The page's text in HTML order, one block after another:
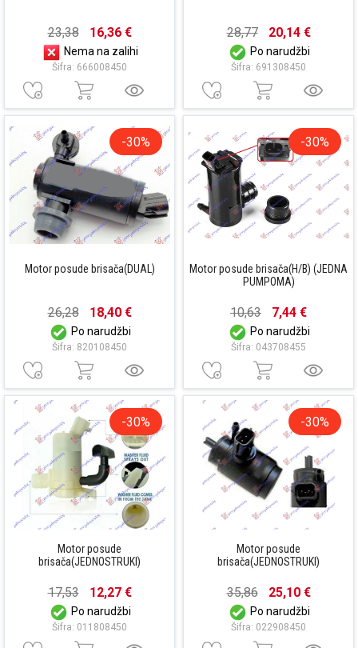
23,38 16,36 €
Nema na zalihi
Šifra: 666008450
28,77 20,14 €
Po narudžbi
Šifra: 691308450
-30%
Motor posude brisača(DUAL)
26,28 18,40 €
Po narudžbi
Šifra: 820108450
-30%
Motor posude brisača(H/B) (JEDNA
PUMPOMA)
10,63 7,44 €
Po narudžbi
Šifra: 043708455
-30%
Motor posude
brisača(JEDNOSTRUKI)
17,53 12,27 €
Po narudžbi
Šifra: 011808450
-30%
Motor posude
brisača(JEDNOSTRUKI)
35,86 25,10 €
Po narudžbi
Šifra: 022908450